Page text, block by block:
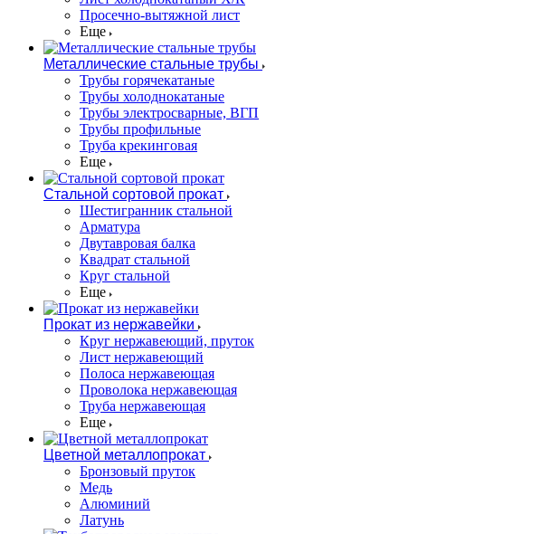
Просечно-вытяжной лист
Еще
Металлические стальные трубы
Трубы горячекатаные
Трубы холоднокатаные
Трубы электросварные, ВГП
Трубы профильные
Труба крекинговая
Еще
Стальной сортовой прокат
Шестигранник стальной
Арматура
Двутавровая балка
Квадрат стальной
Круг стальной
Еще
Прокат из нержавейки
Круг нержавеющий, пруток
Лист нержавеющий
Полоса нержавеющая
Проволока нержавеющая
Труба нержавеющая
Еще
Цветной металлопрокат
Бронзовый пруток
Медь
Алюминий
Латунь